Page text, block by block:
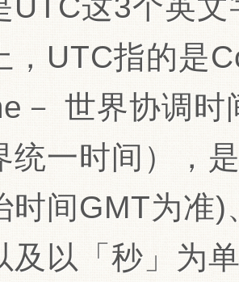
，UTC指的是
－ 世界协调时
统一时间），
时间GMT为准
及以「秒」为